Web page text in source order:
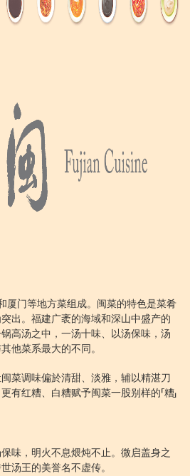
厦门等地方菜组成。闽菜的特色是菜肴
出。福建广袤的海域和深山中盛产的
高汤之中，一汤十味、以汤保味，汤
他菜系最大的不同。
菜调味偏於清甜、淡雅，辅以精湛刀
有红糟、白糟赋予闽菜一股别样的「糟」
味，明火不息煨炖不止。微启盖身之
汤王的美誉名不虚传。